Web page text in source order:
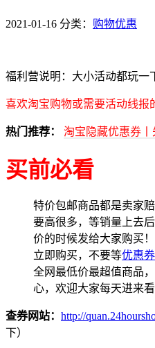
2021-01-16 分类： 购物优惠
福利营说明：大小活动都玩一
喜欢淘宝购物或需要活动线报
热门推荐： 淘宝隐藏优惠券
买前必看
特价包邮商品都是卖家
要高很多，等销量上去
价的时候发给大家购买
立即购买，不要等优惠券
全网最低价最超值商品
心，欢迎大家每天进来看
查券网站： http://
下）